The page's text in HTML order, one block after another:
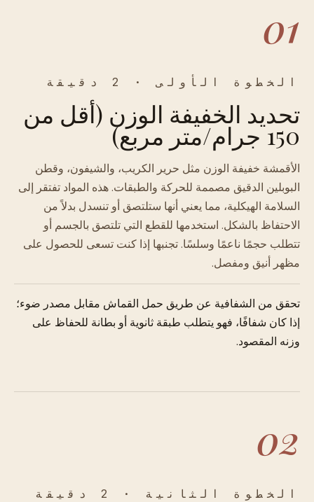
01
الخطوة الأولى · 2 دقيقة
تحديد الخفيفة الوزن (أقل من
150 جرام/متر مربع)
الأقمشة خفيفة الوزن مثل حرير الكريب، والشيفون، وقطن
البوبلين الدقيق مصممة للحركة والطبقات. هذه المواد تفتقر إلى
السلامة الهيكلية، مما يعني أنها ستلتصق أو تنسدل بدلاً من
الاحتفاظ بالشكل. استخدمها للقطع التي تلتصق بالجسم أو
تتطلب حجمًا ناعمًا وسلسًا. تجنبها إذا كنت تسعى للحصول على
مظهر أنيق ومفصل.
تحقق من الشفافية عن طريق حمل القماش مقابل مصدر ضوء؛
إذا كان شفافًا، فهو يتطلب طبقة ثانوية أو بطانة للحفاظ على
وزنه المقصود.
02
الخطوة الثانية · 2 دقيقة